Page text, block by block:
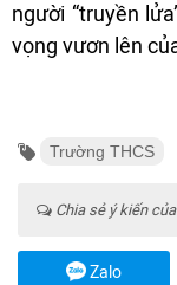
người “truyền
vọng vươn lên
Trường THCS
Chia sẻ ý kiến
Zalo